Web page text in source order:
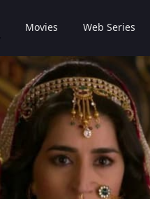
Movies Web Series